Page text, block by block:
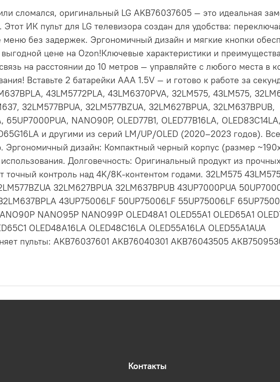
сломался, оригинальный LG AKB76037605 — это идеальная
ИК пульт для LG телевизора создан для удобства:
меню без задержек. Эргономичный дизайн и мягкие кнопки
цене на Ozon!Ключевые характеристики и
на расстоянии до 10 метров — управляйте с любого места в
Вставьте 2 батарейки AAA 1.5V — и готово к работе за
43LM5772PLA, 43LM6370PVA, 32LM575, 43LM575,
32LM577BPUA, 32LM577BZUA, 32LM627BPUA, 32LM637BPUB,
NANO90P, OLED77B1, OLED77B16LA, OLED83C14LA,
и другими из серий LM/UP/OLED (2020–2023 годов).
Эргономичный дизайн: Компактный черный корпус (размер
Долговечность: Оригинальный продукт из
точный контроль над 4K/8K-контентом годами. 32LM575
32LM627BPUA 32LM637BPUB 43UP7000PUA
43UP75006LF 50UP75006LF 55UP75006LF
NANO95P NANO99P OLED48A1 OLED55A1 OLED65A1
OLED48A16LA OLED48C16LA OLED55A16LA OLED55A1AUA
пульты: AKB76037601 AKB76040301 AKB76043505
Контакты